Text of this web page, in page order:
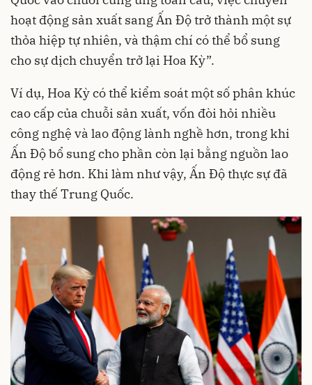
hoạt động sản xuất sang Ấn Độ trở thành một sự
thỏa hiệp tự nhiên, và thậm chí có thể bổ sung
cho sự dịch chuyển trở lại Hoa Kỳ”.
Ví dụ, Hoa Kỳ có thể kiểm soát một số phân khúc
cao cấp của chuỗi sản xuất, vốn đòi hỏi nhiều
công nghệ và lao động lành nghề hơn, trong khi
Ấn Độ bổ sung cho phần còn lại bằng nguồn lao
động rẻ hơn. Khi làm như vậy, Ấn Độ thực sự đã
thay thế Trung Quốc.